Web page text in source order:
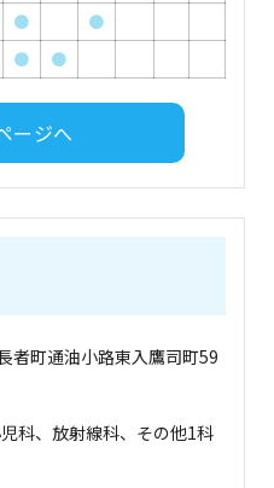
●
●
● ●
ージへ
者町通油小路東入鷹司町59
科、放射線科、その他1科